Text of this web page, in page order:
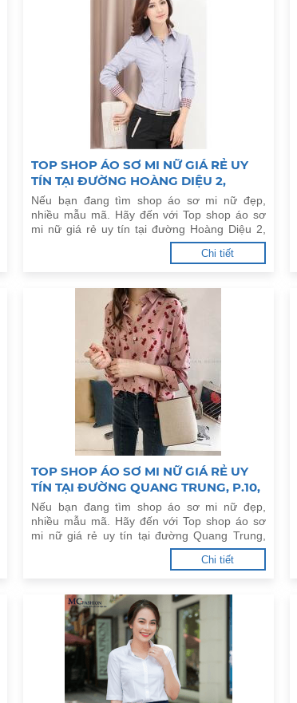
TOP SHOP ÁO SƠ MI NỮ GIÁ RẺ UY
TÍN TẠI ĐƯỜNG HOÀNG DIỆU 2,
P.LINH TRUNG, Q.THỦ ĐỨC
Nếu bạn đang tìm shop áo sơ mi nữ đẹp,
nhiều mẫu mã. Hãy đến với Top shop áo sơ
mi nữ giá rẻ uy tín tại đường Hoàng Diệu 2,
P.Linh Trung, Q.Thủ Đức dưới đây.
Chi tiết
TOP SHOP ÁO SƠ MI NỮ GIÁ RẺ UY
TÍN TẠI ĐƯỜNG QUANG TRUNG, P.10,
Q.GÒ VẤP
Nếu bạn đang tìm shop áo sơ mi nữ đẹp,
nhiều mẫu mã. Hãy đến với Top shop áo sơ
mi nữ giá rẻ uy tín tại đường Quang Trung,
Chi tiết